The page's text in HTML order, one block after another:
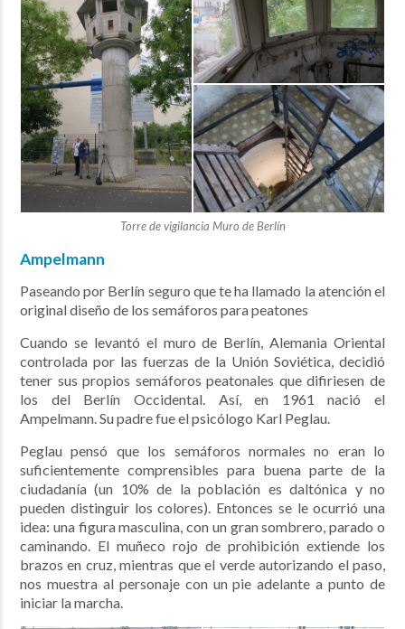
Torre de vigilancia Muro de Berlín
Ampelmann
Paseando por Berlín seguro que te ha llamado la atención el
original diseño de los semáforos para peatones
Cuando se levantó el muro de Berlín, Alemania Oriental
controlada por las fuerzas de la Unión Soviética, decidió
tener sus propios semáforos peatonales que difiriesen de
los del Berlín Occidental. Así, en 1961 nació el
Ampelmann. Su padre fue el psicólogo Karl Peglau.
Peglau pensó que los semáforos normales no eran lo
suficientemente comprensibles para buena parte de la
ciudadanía (un 10% de la población es daltónica y no
pueden distinguir los colores). Entonces se le ocurrió una
idea: una figura masculina, con un gran sombrero, parado o
caminando. El muñeco rojo de prohibición extiende los
brazos en cruz, mientras que el verde autorizando el paso,
nos muestra al personaje con un pie adelante a punto de
iniciar la marcha.